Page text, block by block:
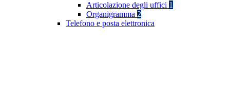
Articolazione degli uffici 1
Organigramma 2
Telefono e posta elettronica